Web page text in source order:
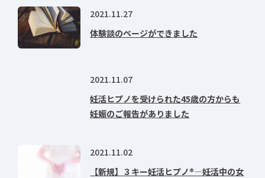
2021.11.27
体験談のページができました
2021.11.07
妊活ヒプノを受けられた45歳の方からも
妊娠のご報告がありました
2021.11.02
【新規】３キー妊活ヒプノ®―妊活中の女